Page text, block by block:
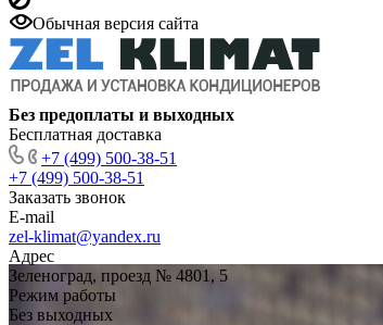
Обычная версия сайта
Без предоплаты и выходных
Бесплатная доставка
+7 (499) 500-38-51
+7 (499) 500-38-51
Заказать звонок
E-mail
zel-klimat@yandex.ru
Адрес
Зеленоград, проезд № 4801, 5
Режим работы
Без выходных